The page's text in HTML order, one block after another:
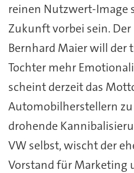
reinen Nutzwert-Image
Zukunft vorbei sein. Der
Bernhard Maier will der
Tochter mehr
scheint derzeit das
Automobilherstellern zu
drohende
VW selbst, wischt der
Vorstand für Marketing